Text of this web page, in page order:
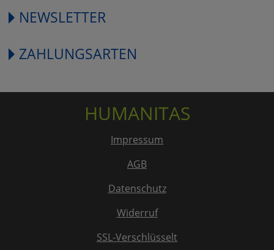
NEWSLETTER
ZAHLUNGSARTEN
HUMANITAS
Impressum
AGB
Datenschutz
Widerruf
SSL-Verschlüsselt